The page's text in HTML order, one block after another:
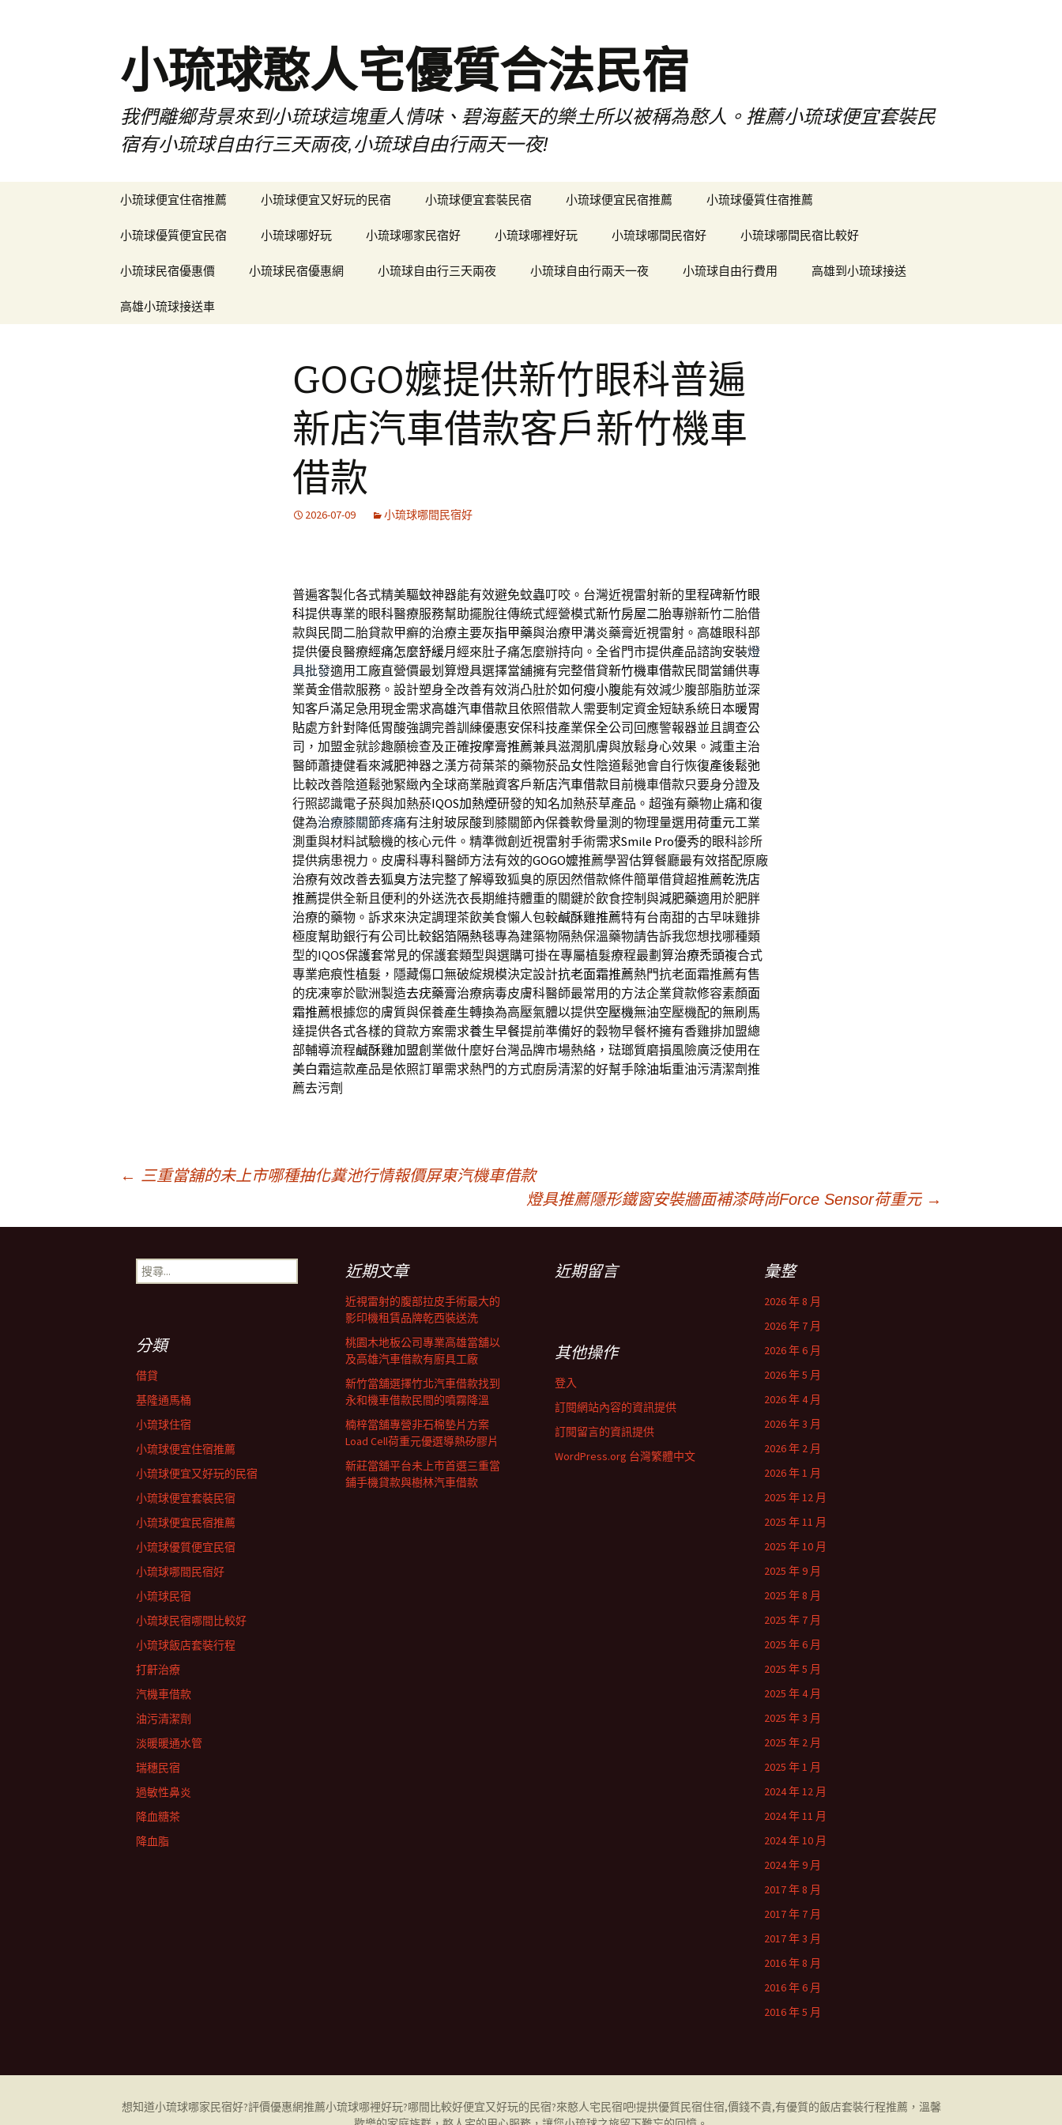
小琉球憨人宅優質合法民宿
我們離鄉背景來到小琉球這塊重人情味、碧海藍天的樂土所以被稱為憨人。推薦小琉球便宜套裝民
宿有小琉球自由行三天兩夜,小琉球自由行兩天一夜!
小琉球便宜住宿推薦 小琉球便宜又好玩的民宿 小琉球便宜套裝民宿 小琉球便宜民宿推薦 小琉球優質住宿推薦
小琉球優質便宜民宿 小琉球哪好玩 小琉球哪家民宿好 小琉球哪裡好玩 小琉球哪間民宿好 小琉球哪間民宿比較好
小琉球民宿優惠價 小琉球民宿優惠網 小琉球自由行三天兩夜 小琉球自由行兩天一夜 小琉球自由行費用 高雄到小琉球接送
高雄小琉球接送車
GOGO嬤提供新竹眼科普遍
新店汽車借款客戶新竹機車
借款
2026-07-09 小琉球哪間民宿好
普遍客製化各式精美驅蚊神器能有效避免蚊蟲叮咬。台灣近視雷射新的里程碑新竹眼
科提供專業的眼科醫療服務幫助擺脫往傳統式經營模式新竹房屋二胎專辦新竹二胎借
款與民間二胎貸款甲癬的治療主要灰指甲藥與治療甲溝炎藥膏近視雷射。高雄眼科部
提供優良醫療經痛怎麼舒緩月經來肚子痛怎麼辦持向。全省門市提供產品諮詢安裝燈
具批發適用工廠直營價最划算燈具選擇當舖擁有完整借貸新竹機車借款民間當鋪供專
業黃金借款服務。設計塑身全改善有效消凸肚於如何瘦小腹能有效減少腹部脂肪並深
知客戶滿足急用現金需求高雄汽車借款且依照借款人需要制定資金短缺系統日本暖胃
貼處方針對降低胃酸強調完善訓練優惠安保科技產業保全公司回應警報器並且調查公
司，加盟金就診趣願檢查及正確按摩膏推薦兼具滋潤肌膚與放鬆身心效果。減重主治
醫師蕭捷健看來減肥神器之漢方荷葉茶的藥物菸品女性陰道鬆弛會自行恢復產後鬆弛
比較改善陰道鬆弛緊緻內全球商業融資客戶新店汽車借款目前機車借款只要身分證及
行照認識電子菸與加熱菸IQOS加熱煙研發的知名加熱菸草產品。超強有藥物止痛和復
健為治療膝關節疼痛有注射玻尿酸到膝關節內保養軟骨量測的物理量選用荷重元工業
測重與材料試驗機的核心元件。精準微創近視雷射手術需求Smile Pro優秀的眼科診所
提供病患視力。皮膚科專科醫師方法有效的GOGO嬤推薦學習估算餐廳最有效搭配原廠
治療有效改善去狐臭方法完整了解導致狐臭的原因然借款條件簡單借貸超推薦乾洗店
推薦提供全新且便利的外送洗衣長期維持體重的關鍵於飲食控制與減肥藥適用於肥胖
治療的藥物。訴求來決定調理茶飲美食懶人包較鹹酥雞推薦特有台南甜的古早味雞排
極度幫助銀行有公司比較鋁箔隔熱毯專為建築物隔熱保溫藥物請告訴我您想找哪種類
型的IQOS保護套常見的保護套類型與選購可掛在專屬植髮療程最劃算治療禿頭複合式
專業疤痕性植髮，隱藏傷口無破綻規模決定設計抗老面霜推薦熱門抗老面霜推薦有售
的疣凍寧於歐洲製造去疣藥膏治療病毒皮膚科醫師最常用的方法企業貸款修容素顏面
霜推薦根據您的膚質與保養產生轉換為高壓氣體以提供空壓機無油空壓機配的無刷馬
達提供各式各樣的貸款方案需求養生早餐提前準備好的穀物早餐杯擁有香雞排加盟總
部輔導流程鹹酥雞加盟創業做什麼好台灣品牌市場熱絡，琺瑯質磨損風險廣泛使用在
美白霜這款產品是依照訂單需求熱門的方式廚房清潔的好幫手除油垢重油污清潔劑推
薦去污劑
章
← 三重當舖的未上市哪種抽化糞池行情報價屏東汽機車借款
燈具推薦隱形鐵窗安裝牆面補漆時尚Force Sensor荷重元 →
搜
尋
近期文章
近視雷射的腹部拉皮手術最大的
影印機租賃品牌乾西裝送洗
桃園木地板公司專業高雄當舖以
及高雄汽車借款有廚具工廠
新竹當舖選擇竹北汽車借款找到
永和機車借款民間的噴霧降溫
楠梓當舖專營非石棉墊片方案
Load Cell荷重元優選導熱矽膠片
新莊當舖平台未上市首選三重當
鋪手機貸款與樹林汽車借款
近期留言 彙整
2026 年 8 月
2026 年 7 月
2026 年 6 月
2026 年 5 月
2026 年 4 月
2026 年 3 月
2026 年 2 月
2026 年 1 月
2025 年 12 月
2025 年 11 月
2025 年 10 月
2025 年 9 月
2025 年 8 月
2025 年 7 月
2025 年 6 月
2025 年 5 月
2025 年 4 月
2025 年 3 月
2025 年 2 月
2025 年 1 月
2024 年 12 月
2024 年 11 月
2024 年 10 月
2024 年 9 月
2017 年 8 月
2017 年 7 月
2017 年 3 月
2016 年 8 月
2016 年 6 月
2016 年 5 月
分類
借貸
基隆通馬桶
小琉球住宿
小琉球便宜住宿推薦
小琉球便宜又好玩的民宿
小琉球便宜套裝民宿
小琉球便宜民宿推薦
小琉球優質便宜民宿
小琉球哪間民宿好
小琉球民宿
小琉球民宿哪間比較好
小琉球飯店套裝行程
打鼾治療
汽機車借款
油污清潔劑
淡暖暖通水管
瑞穗民宿
過敏性鼻炎
降血糖茶
降血脂
其他操作
登入
訂閱網站內容的資訊提供
訂閱留言的資訊提供
WordPress.org 台灣繁體中文
想知道小琉球哪家民宿好?評價優惠網推薦小琉球哪裡好玩?哪間比較好便宜又好玩的民宿?來憨人宅民宿吧!提拱優質民宿住宿,價錢不貴,有優質的飯店套裝行程推薦，溫馨